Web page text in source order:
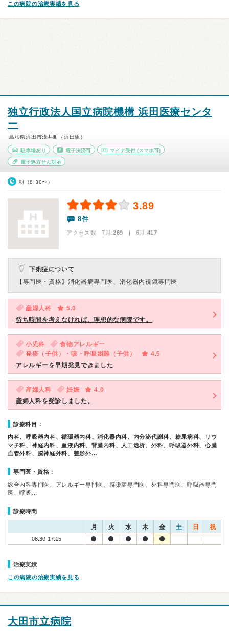
この病院の治療実績を見る
独立行政法人国立病院機構 浜田医療センタ
ー
島根県浜田市浅井町（浜田駅）
駐車場あり 電子決済可 マイナ受付 (スマホ可)
電子処方せん対応
朝（8:30〜）
3.89
8件
アクセス数 7月:269 | 6月:417
下痢症について
【専門医・資格】 消化器病専門医、消化器内視鏡専門医
産婦人科
5.0
待ち時間を考えなければ、理想的な病院です。
小児科
食物アレルギー
発疹（子供）・咳・呼吸困難（子供）
4.5
アレルギーを早期発見できました
産婦人科 妊娠
4.0
産婦人科を受診しました。
診療科目：
内科、呼吸器内科、循環器内科、消化器内科、内分泌代謝科、糖尿病科、リウ
マチ科、神経内科、血液内科、腎臓内科、人工透析、外科、呼吸器外科、心臓
血管外科、脳神経外科、整形外…
専門医・資格：
総合内科専門医、アレルギー専門医、感染症専門医、外科専門医、呼吸器専門
医、呼吸…
診療時間
月 火 水 木 金 土 日 祝
08:30-17:15
治療実績
この病院の治療実績を見る
大田市立病院